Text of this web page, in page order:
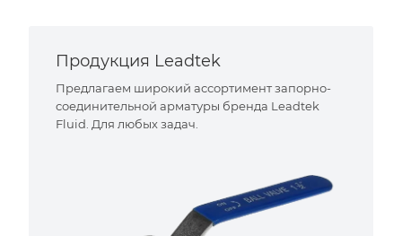
Продукция Leadtek
Предлагаем широкий ассортимент запорно-
соединительной арматуры бренда Leadtek
Fluid. Для любых задач.